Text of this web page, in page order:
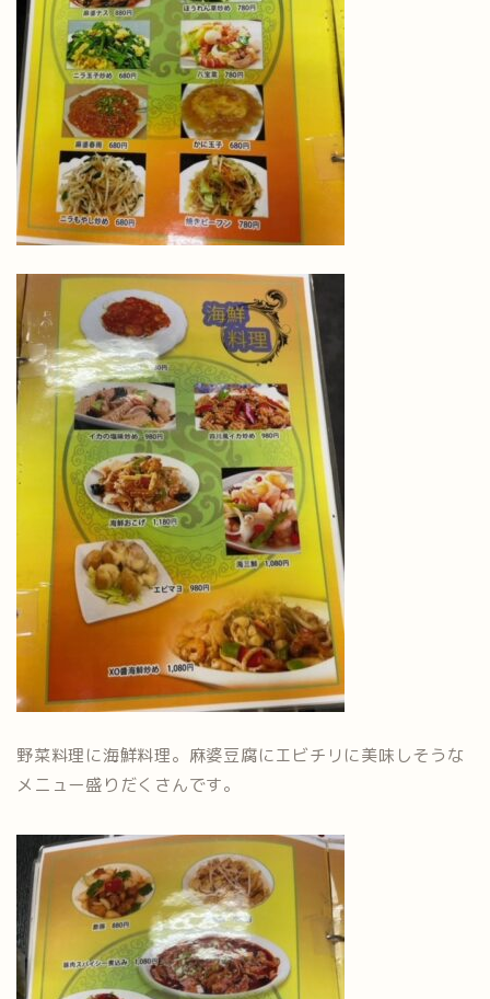
野菜料理に海鮮料理。麻婆豆腐にエビチリに美味しそうな
メニュー盛りだくさんです。